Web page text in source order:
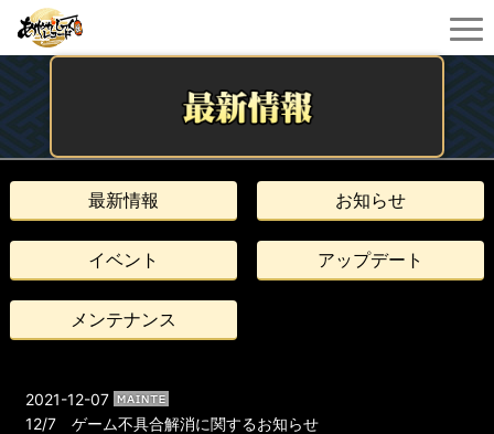
最新情報 お知らせ
イベント アップデート
メンテナンス
12/7 ゲーム不具合解消に関するお知らせ
2021-12-07